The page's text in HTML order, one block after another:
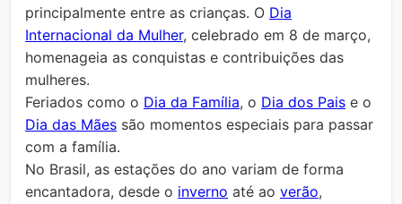
principalmente entre as crianças. O Dia
Internacional da Mulher, celebrado em 8 de março,
homenageia as conquistas e contribuições das
mulheres.
Feriados como o Dia da Família, o Dia dos Pais e o
Dia das Mães são momentos especiais para passar
com a família.
No Brasil, as estações do ano variam de forma
encantadora, desde o inverno até ao verão,